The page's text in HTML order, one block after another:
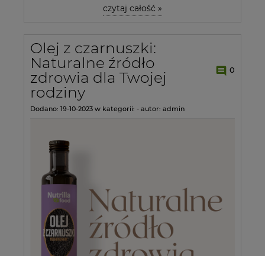
czytaj całość »
Olej z czarnuszki:
Naturalne źródło
zdrowia dla Twojej
rodziny
0
Dodano: 19-10-2023 w kategorii: - autor: admin